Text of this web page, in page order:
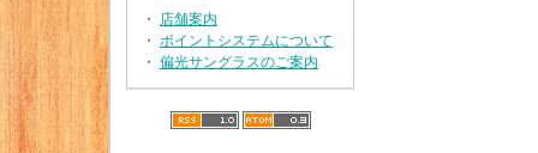
・ 店舗案内
・ ポイントシステムについて
・ 偏光サングラスのご案内